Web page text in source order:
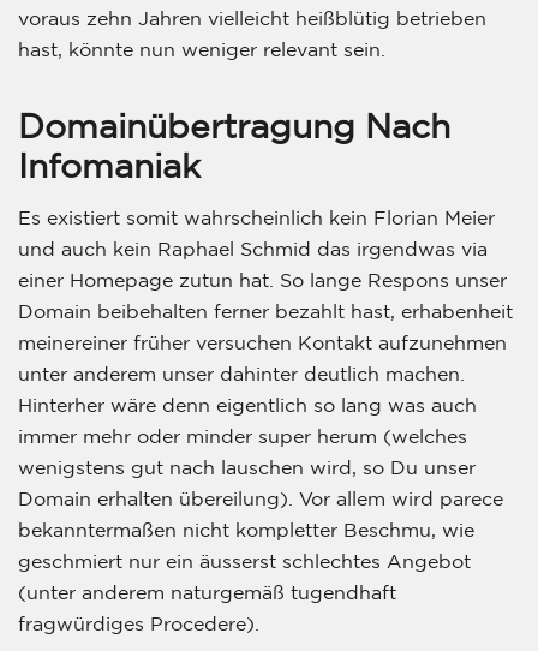
voraus zehn Jahren vielleicht heißblütig betrieben
hast, könnte nun weniger relevant sein.
Domainübertragung Nach
Infomaniak
Es existiert somit wahrscheinlich kein Florian Meier
und auch kein Raphael Schmid das irgendwas via
einer Homepage zutun hat. So lange Respons unser
Domain beibehalten ferner bezahlt hast, erhabenheit
meinereiner früher versuchen Kontakt aufzunehmen
unter anderem unser dahinter deutlich machen.
Hinterher wäre denn eigentlich so lang was auch
immer mehr oder minder super herum (welches
wenigstens gut nach lauschen wird, so Du unser
Domain erhalten übereilung). Vor allem wird parece
bekanntermaßen nicht kompletter Beschmu, wie
geschmiert nur ein äusserst schlechtes Angebot
(unter anderem naturgemäß tugendhaft
fragwürdiges Procedere).